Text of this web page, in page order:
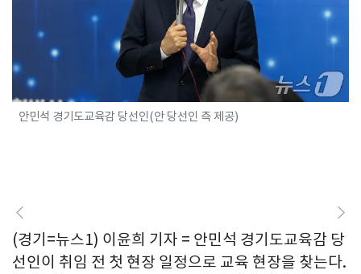
안민석 경기도교육감 당선인(안 당선인 측 제공)
(경기=뉴스1) 이윤희 기자 = 안민석 경기도교육감 당
선인이 취임 전 첫 현장 일정으로 교육 현장을 찾는다.